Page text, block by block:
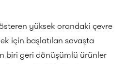
yüksek orandaki çevre
için başlatılan savaşta
biri geri dönüşümlü ürünler